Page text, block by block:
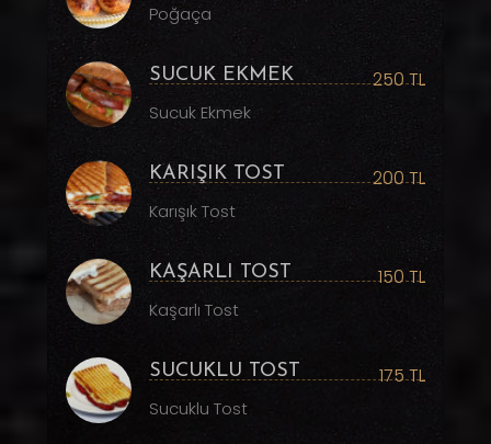
Poğaça
SUCUK EKMEK 250 TL
Sucuk Ekmek
KARIŞIK TOST 200 TL
Karışık Tost
KAŞARLI TOST 150 TL
Kaşarlı Tost
SUCUKLU TOST 175 TL
Sucuklu Tost